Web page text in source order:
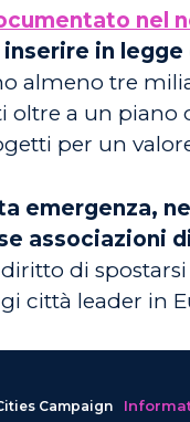
nel
in
almeno tre
oltre a un
per un
emergenza,
associazioni
di
città leader in
Campaign